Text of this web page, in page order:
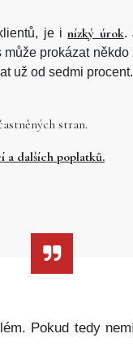
je inízký úrok.
prokázat někdo
už od sedmi procent.
stran.
a dalších poplatků.
Pokud tedy